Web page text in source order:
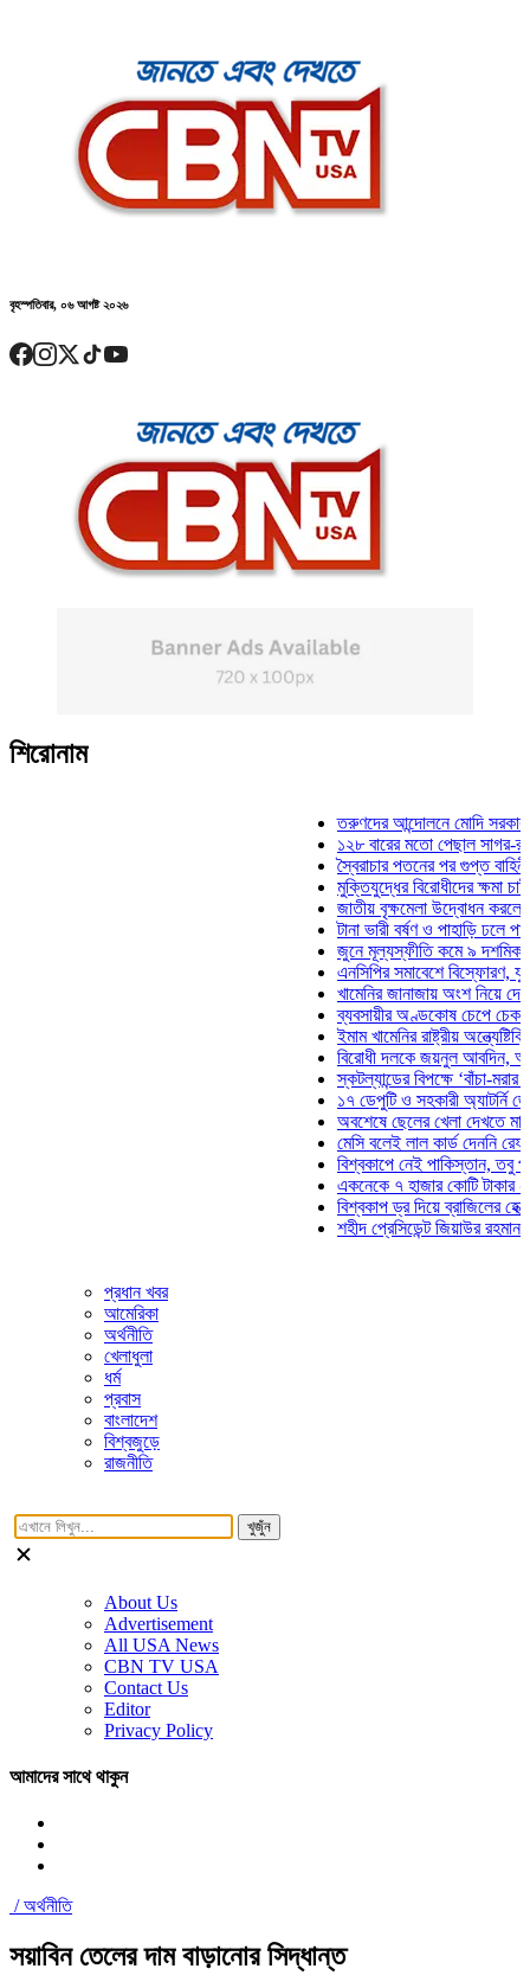
বৃহস্পতিবার, ০৬ আগষ্ট ২০২৬
শিরোনাম
তরুণদের আন্দোলনে মোদি সরকার
১২৮ বারের মতো পেছাল সাগর-রুনি
স্বৈরাচার পতনের পর গুপ্ত বাহিনীর
মুক্তিযুদ্ধের বিরোধীদের ক্ষমা চাইতে
জাতীয় বৃক্ষমেলা উদ্বোধন করলেন
টানা ভারী বর্ষণ ও পাহাড়ি ঢলে
জুনে মূল্যস্ফীতি কমে ৯ দশমিক ১৬
এনসিপির সমাবেশে বিস্ফোরণ,
খামেনির জানাজায় অংশ নিয়ে দেশে
ব্যবসায়ীর অণ্ডকোষ চেপে চেক-
ইমাম খামেনির রাষ্ট্রীয়
বিরোধী দলকে জয়নুল আবদিন,
স্কটল্যান্ডের বিপক্ষে ‘বাঁচা-মরার
১৭ ডেপুটি ও সহকারী অ্যাটর্নি
অবশেষে ছেলের খেলা দেখতে মাঠে
মেসি বলেই লাল কার্ড দেননি রেফারি!
বিশ্বকাপে নেই পাকিস্তান, তবু
একনেকে ৭ হাজার কোটি টাকার ৫
বিশ্বকাপ ড্র দিয়ে ব্রাজিলের হেক্সা
শহীদ প্রেসিডেন্ট জিয়াউর রহমান
প্রধান খবর
আমেরিকা
অর্থনীতি
খেলাধুলা
ধর্ম
প্রবাস
বাংলাদেশ
বিশ্বজুড়ে
রাজনীতি
খুজুঁন
About Us
Advertisement
All USA News
CBN TV USA
Contact Us
Editor
Privacy Policy
আমাদের সাথে থাকুন
/অর্থনীতি
সয়াবিন তেলের দাম বাড়ানোর সিদ্ধান্ত